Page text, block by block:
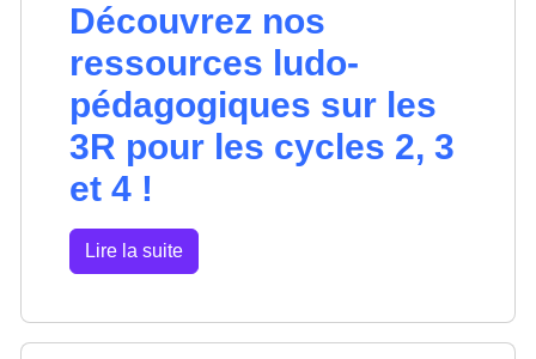
Découvrez nos
ressources ludo-
pédagogiques sur les
3R pour les cycles 2, 3
et 4 !
Lire la suite